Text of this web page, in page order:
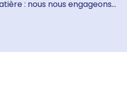
: nous nous engageons...